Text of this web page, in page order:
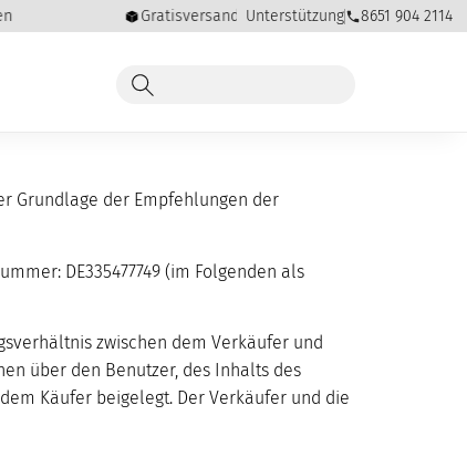
Gratisversand für Bestellungen ab 60,00 €
Unterstützung 8651 904 2114
Grundlage der Empfehlungen der
DE335477749 (im Folgenden als
zwischen dem Verkäufer und
über den Benutzer, des Inhalts des
Käufer beigelegt. Der Verkäufer und die